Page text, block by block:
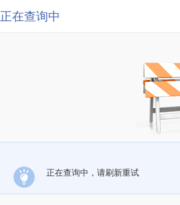
正在查询中
正在查询中，请刷新重试